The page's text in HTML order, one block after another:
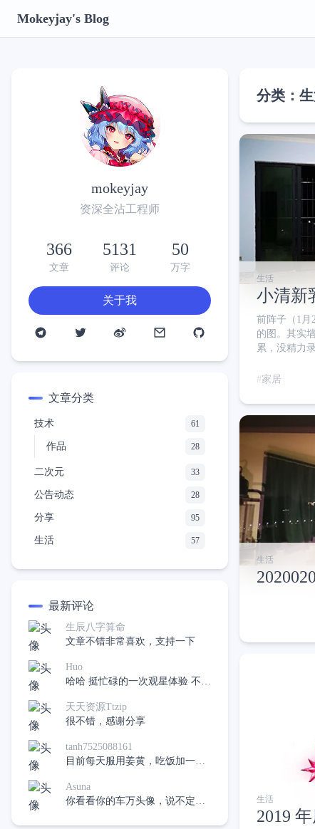
Mokeyjay's Blog
mokeyjay
资深全沾工程师
366
文章
5131
评论
50
万字
关于我
文章分类
技术 61
作品 28
二次元 33
公告动态 28
分享 95
生活 57
最新评论
生辰八字算命
文章不错非常喜欢，支持一下
Huo
哈哈 挺忙碌的一次观星体验 不过
天天资源Ttzip
很不错，感谢分享
tanh7525088161
目前每天服用姜黄，吃饭加一
肠溃疡。
Asuna
你看看你的车万头像，说不定真
分类：
生活
小清新
前阵子（1月
的图。其实墙
累，没精力
之前是作为
家居
生活
生活
2019